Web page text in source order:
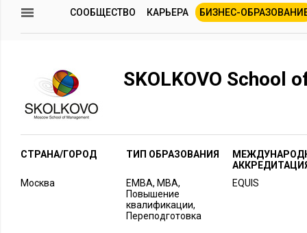
СООБЩЕСТВО КАРЬЕРА БИЗНЕС-
SKOLKOVO School
СТРАНА/ГОРОД ТИП ОБРАЗОВАНИЯ
Москва
EMBA, MBA,
Повышение
квалификации,
Переподготовка
EQUIS